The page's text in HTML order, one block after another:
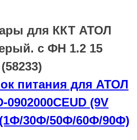
для ККТ АТОЛ
с ФН 1.2 15